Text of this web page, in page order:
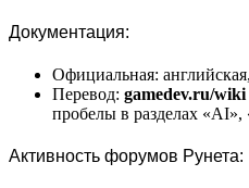
Документация:
Официальная:
Перевод: gamedev.ru/wiki
пробелы в разделах
Активность форумов Рунета: